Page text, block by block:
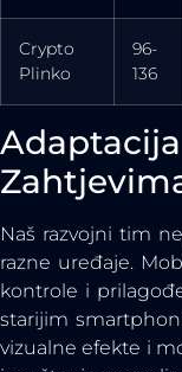
Crypto
Plinko
96-
136
Naš razvojni tim
razne uređaje.
kontrole i
starijim
vizualne efekte i